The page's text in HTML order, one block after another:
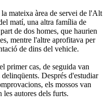
mateixa àrea de servei de l'Alt
matí, una altra família de
de dos homes, que haurien
mentre l'altre aprofitava per
de dins del vehicle.
primer cas, de seguida van
Després d'estudiar
els mossos van
les autores dels furts.